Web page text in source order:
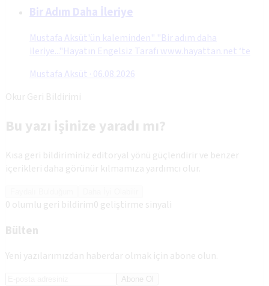
Bir Adım Daha İleriye
Mustafa Aksüt'ün kaleminden" "Bir adım daha
ileriye..."Hayatın Engelsiz Tarafı www.hayattan.net ‘te
Mustafa Aksüt · 06.08.2026
Okur Geri Bildirimi
Bu yazı işinize yaradı mı?
Kısa geri bildiriminiz editoryal yönü güçlendirir ve benzer
içerikleri daha görünür kılmamıza yardımcı olur.
0 olumlu geri bildirim0 geliştirme sinyali
Bülten
Yeni yazılarımızdan haberdar olmak için abone olun.
Abone Ol